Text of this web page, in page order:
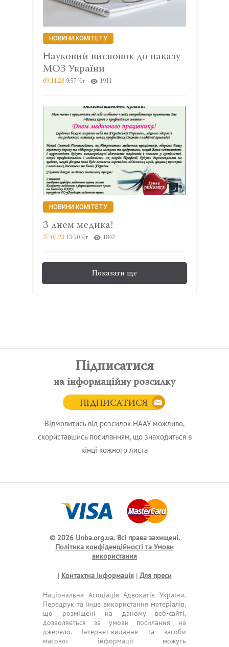
НОВИНИ КОМІТЕТУ
Науковий висновок до наказу
МОЗ України
09.11.23 9:57 Чт 1911
НОВИНИ КОМІТЕТУ
З днем медика!
27.07.23 13:50 Чт 1842
Показати ще
Підписатися
на інформаційну розсилку
ПІДПИСАТИСЯ
Відмовитись від розсилок НААУ можливо,
скориставшись посиланням, що знаходиться в
кінці кожного листа
© 2026 Unba.org.ua. Всі права захищені.
Політика конфіденційності та Умови
використання
| Контактна інформація| Для преси
Національна Асоціація Адвокатів України.
Передрук та інше використання матеріалів,
що розміщені на даному веб-сайті,
дозволяється за умови посилання на
джерело. Інтернет-видання та засоби
масової інформації можуть